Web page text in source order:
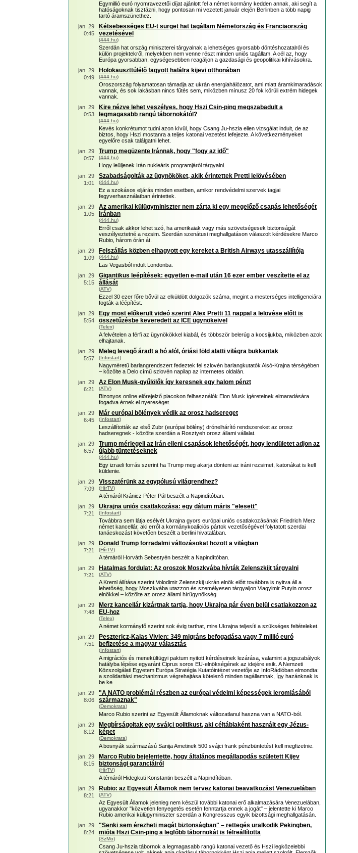
Egymillió euró nyomravezetői díjat ajánlott fel a német kormány kedden annak, aki segít a
hatóságoknak tisztázni, hogy pontosan mi vezetett január elején Berlinben a több napig
tartó áramszünethez.
jan. 29
0:45
Kétsebességes EU-t sürget hat tagállam Németország és Franciaország
vezetésével
(444.hu)
Szerdán hat ország miniszterei tárgyalnak a lehetséges gyorsabb döntéshozatalról és
külön projektekről, melyekben nem venne részt minden uniós tagállam. A cél az, hogy
Európa gyorsabban, egységesebben reagáljon a gazdasági és geopolitikai kihívásokra.
jan. 29
0:49
Holokauszttúlélő fagyott halálra kijevi otthonában
(444.hu)
Oroszország folyamatosan támadja az ukrán energiahálózatot, ami miatt áramkimaradások
vannak, és sok lakásban nincs fűtés sem, miközben mínusz 20 fok körüli extrém hidegek
vannak.
jan. 29
0:53
Kire nézve lehet veszélyes, hogy Hszi Csin-ping megszabadult a
legmagasabb rangú tábornokától?
(444.hu)
Kevés konkrétumot tudni azon kívül, hogy Csang Ju-hszia ellen vizsgálat indult, de az
biztos, hogy Hszi mostanra a teljes katonai vezetést lefejezte. A következményeket
egyelőre csak találgatni lehet.
jan. 29
0:57
Trump megüzente Iránnak, hogy "fogy az idő"
(444.hu)
Hogy leüljenek Irán nukleáris programjáról tárgyalni.
jan. 29
1:01
Szabadságolták az ügynököket, akik érintettek Pretti lelövésében
(444.hu)
Ez a szokásos eljárás minden esetben, amikor rendvédelmi szervek tagjai
fegyverhasználatban érintettek.
jan. 29
1:05
Az amerikai külügyminiszter nem zárta ki egy megelőző csapás lehetőségét
Iránban
(444.hu)
Erről csak akkor lehet szó, ha amerikaiak vagy más szövetségesek biztonságát
veszélyeztetné a rezsim. Szerdán szenátusi meghallgatáson válaszolt kérdésekre Marco
Rubio, három órán át.
jan. 29
1:09
Felszállás közben elhagyott egy kereket a British Airways utasszállítója
(444.hu)
Las Vegasból indult Londonba.
jan. 29
5:15
Gigantikus leépítések: egyetlen e-mail után 16 ezer ember veszítette el az
állását
(ATV)
Ezzel 30 ezer főre bővül az elküldött dolgozók száma, megint a mesterséges intelligenciára
fogták a léépítést.
jan. 29
5:54
Egy most előkerült videó szerint Alex Pretti 11 nappal a lelövése előtt is
összetűzésbe keveredett az ICE ügynökeivel
(Telex)
A felvételen a férfi az ügynökökkel kiabál, és többször belerúg a kocsijukba, miközben azok
elhajtanak.
jan. 29
5:57
Meleg levegő áradt a hó alól, óriási föld alatti világra bukkantak
(Infostart)
Nagyméretű barlangrendszert fedeztek fel szlovén barlangkutatók Alsó-Krajna térségében
– közölte a Delo című szlovén napilap az internetes oldalán.
jan. 29
6:21
Az Elon Musk-gyűlölők így keresnek egy halom pénzt
(ATV)
Bizonyos online előrejelző piacokon felhasználók Elon Musk ígéreteinek elmaradására
fogadva érnek el nyereséget.
jan. 29
6:45
Már európai bölények védik az orosz hadsereget
(Infostart)
Leszállították az első Zubr (európai bölény) drónelhárító rendszereket az orosz
hadseregnek - közölte szerdán a Rosztyeh orosz állami vállalat.
jan. 29
6:57
Trump mérlegeli az Irán elleni csapások lehetőségét, hogy lendületet adjon az
újabb tüntetéseknek
(444.hu)
Egy izraeli forrás szerint ha Trump meg akarja dönteni az iráni rezsimet, katonákat is kell
küldenie.
jan. 29
7:09
Visszatérünk az egypólusú világrendhez?
(HírTV)
A témáról Kránicz Péter Pál beszélt a Napindítóban.
jan. 29
7:21
Ukrajna uniós csatlakozása: egy dátum máris "elesett"
(Infostart)
Továbbra sem látja esélyét Ukrajna gyors európai uniós csatlakozásának Friedrich Merz
német kancellár, aki erről a kormánykoalíciós pártok vezetőségével folytatott szerdai
tanácskozást követően beszélt a berlini hivatalában.
jan. 29
7:21
Donald Trump forradalmi változásokat hozott a világban
(HírTV)
A témáról Horváth Sebestyén beszélt a Napindítóban.
jan. 29
7:21
Hatalmas fordulat: Az oroszok Moszkvába hívták Zelenszkijt tárgyalni
(ATV)
A Kreml állítása szerint Volodimir Zelenszkij ukrán elnök előtt továbbra is nyitva áll a
lehetőség, hogy Moszkvába utazzon és személyesen tárgyaljon Vlagyimir Putyin orosz
elnökkel – közölte az orosz állami hírügynökség.
jan. 29
7:48
Merz kancellár kizártnak tartja, hogy Ukrajna pár éven belül csatlakozzon az
EU-hoz
(Telex)
A német kormányfő szerint sok évig tarthat, mire Ukrajna teljesíti a szükséges feltételeket.
jan. 29
7:51
Pesztericz-Kalas Vivien: 349 migráns befogadása vagy 7 millió euró
befizetése a magyar választás
(Infostart)
A migrációs és menekültügyi paktum nyitott kérdéseinek lezárása, valamint a jogszabályok
hatályba lépése egyaránt Ciprus soros EU-elnökségének az idejére esik. A Nemzeti
Közszolgálati Egyetem Európa Stratégia Kutatóintézet vezetője az InfoRádióban elmondta:
a szolidaritási mechanizmus végrehajtása kötelező minden tagállamnak, így hazánknak is
be ke
jan. 29
8:06
"A NATO problémái részben az európai védelmi képességek leromlásából
származnak"
(Demokrata)
Marco Rubio szerint az Egyesült Államoknak változatlanul haszna van a NATO-ból.
jan. 29
8:12
Megbírságoltak egy svájci politikust, aki céltáblaként használt egy Jézus-
képet
(Demokrata)
A bosnyák származású Sanija Ametinek 500 svájci frank pénzbüntetést kell megfizetnie.
jan. 29
8:15
Marco Rubio bejelentette, hogy általános megállapodás született Kijev
biztonsági garanciáiról
(HírTV)
A témáról Hidegkuti Konstantin beszélt a Napindítóban.
jan. 29
8:21
Rubio: az Egyesült Államok nem tervez katonai beavatkozást Venezuelában
(ATV)
Az Egyesült Államok jelenleg nem készül további katonai erő alkalmazására Venezuelában,
ugyanakkor "közvetlen fenyegetés esetén fenntartja ennek a jogát" – jelentette ki Marco
Rubio amerikai külügyminiszter szerdán a Kongresszus egyik bizottsági meghallgatásán.
jan. 29
8:24
"Senki sem érezheti magát biztonságban" – rettegés uralkodik Pekingben,
mióta Hszi Csin-ping a legfőbb tábornokát is félreállította
(SzMo)
Csang Ju-hszia tábornok a legmagasabb rangú katonai vezető és Hszi legközelebbi